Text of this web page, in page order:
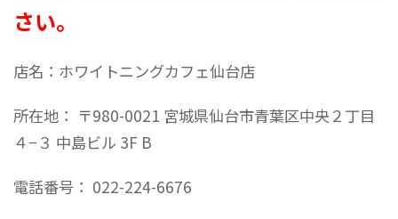
さい。
店名：ホワイトニングカフェ仙台店
所在地： 〒980-0021 宮城県仙台市青葉区中央２丁目
４−３ 中島ビル 3F B
電話番号： 022-224-6676